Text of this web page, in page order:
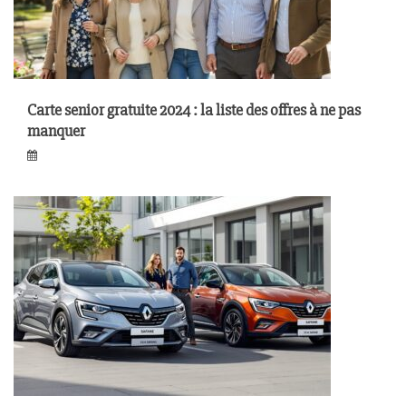
Carte senior gratuite 2024 : la liste des offres à ne pas
manquer